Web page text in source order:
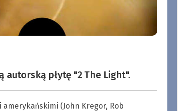
autorską płytę "2 The Light".
amerykańskimi (John Kregor, Rob